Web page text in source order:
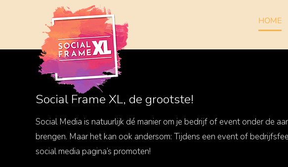
HOME
Social Frame XL, de grootste!
Social Media is natuurlijk dé manier om je bedrijf of event onder de
brengen. Maar het kan ook andersom: Tijdens een event of
social media pagina’s promoten!